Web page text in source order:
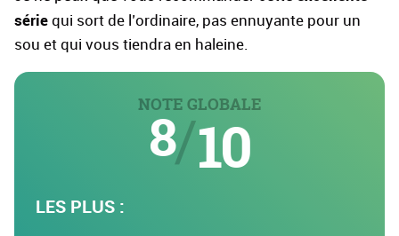
série qui sort de l’ordinaire, pas ennuyante pour un
sou et qui vous tiendra en haleine.
NOTE GLOBALE
8/10
LES PLUS :